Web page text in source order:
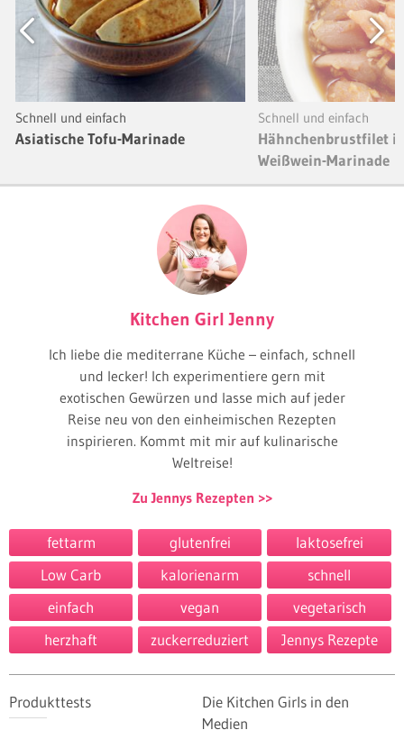
Previous
Schnell und einfach
Asiatische Tofu-Marinade
Schnell und einfach
Hähnchenbrustfilet
Weißwein-Marinade
Next
Kitchen Girl Jenny
Ich liebe die mediterrane Küche – einfach, schnell
und lecker! Ich experimentiere gern mit
exotischen Gewürzen und lasse mich auf jeder
Reise neu von den einheimischen Rezepten
inspirieren. Kommt mit mir auf kulinarische
Weltreise!
Zu Jennys Rezepten
fettarm glutenfrei
laktosefrei
Low Carb
kalorienarm
schnell
einfach
vegan
vegetarisch
herzhaft
zuckerreduziert Jennys Rezepte
Produkttests
Die Kitchen Girls in den
Medien